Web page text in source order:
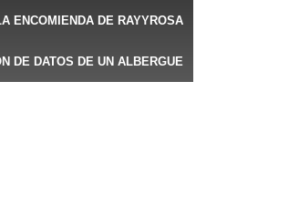
ENCOMIENDA DE RAYYROSA
DE DATOS DE UN ALBERGUE